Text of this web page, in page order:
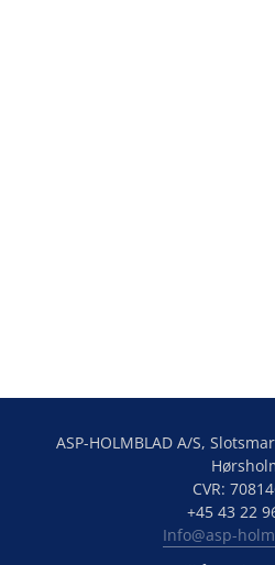
ASP-HOLMBLAD A/S,
CVR:
Info@asp-